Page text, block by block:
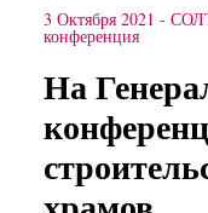
3 Октября 2021 -
конференция
На